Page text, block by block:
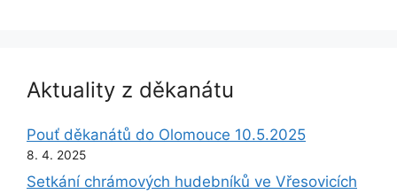
Aktuality z děkanátu
Pouť děkanátů do Olomouce 10.5.2025
8. 4. 2025
Setkání chrámových hudebníků ve Vřesovicích